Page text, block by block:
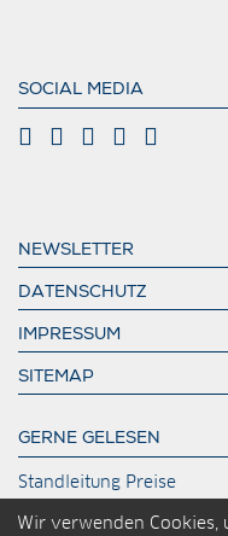
SOCIAL MEDIA
NEWSLETTER
DATENSCHUTZ
IMPRESSUM
SITEMAP
GERNE GELESEN
Standleitung Preise
DeutschlandLAN Connect
Wir verwenden Cookies,